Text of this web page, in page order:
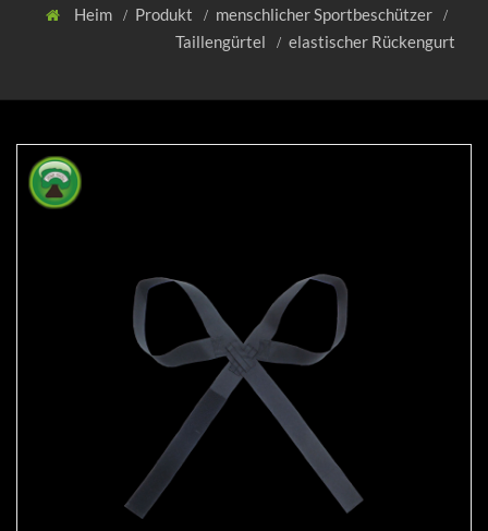
Heim Produkt
menschlicher Sportbeschützer
Taillengürtel
elastischer Rückengurt